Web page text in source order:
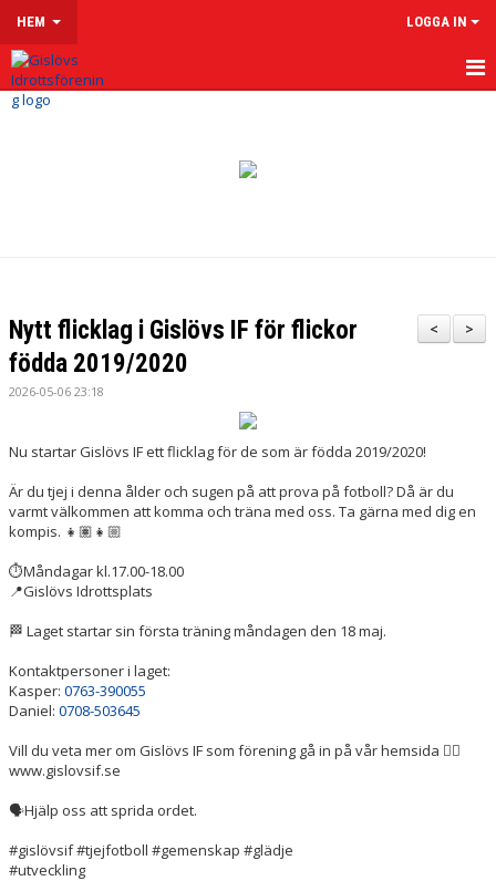
HEM LOGGA IN
HEM
KALENDER
KLUBBSHOP
MENTAL HÄLSA
LÄNKAR
NYHETER
>
<
Nytt flicklag i Gislövs IF för flickor
födda 2019/2020
2026-05-06 23:18
Nu startar Gislövs IF ett flicklag för de som är födda 2019/2020!
Är du tjej i denna ålder och sugen på att prova på fotboll? Då är du
varmt välkommen att komma och träna med oss. Ta gärna med dig en
kompis. 👧🏽👧🏼
⏱️Måndagar kl.17.00-18.00
📍Gislövs Idrottsplats
🏁 Laget startar sin första träning måndagen den 18 maj.
Kontaktpersoner i laget:
Kasper: 0763-390055
Daniel: 0708-503645
Vill du veta mer om Gislövs IF som förening gå in på vår hemsida 👉🏼
www.gislovsif.se
🗣️Hjälp oss att sprida ordet.
#gislövsif #tjejfotboll #gemenskap #glädje
#utveckling